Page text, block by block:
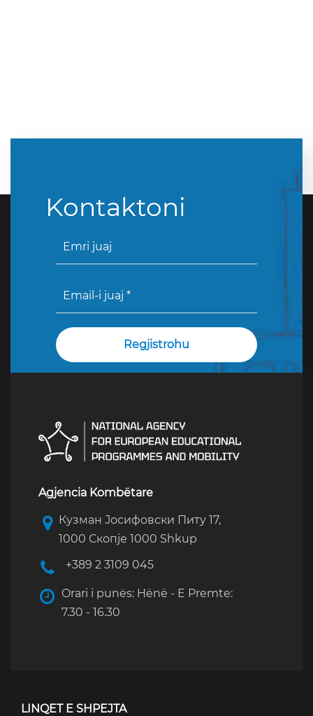
Kontaktoni
Agjencia Kombëtare
Кузман Јосифовски Питу 17,
1000 Скопје 1000 Shkup
+389 2 3109 045
Orari i punës: Hënë - E Premte:
7.30 - 16.30
LINQET E SHPEJTA